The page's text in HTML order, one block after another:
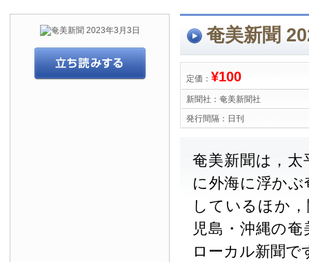
奄美新聞
定価： ¥100
新聞社： 奄美新聞社
発行間隔： 日刊
奄美新聞は，
に外海に浮か
しているほか
児島・沖縄の
ローカル新聞で